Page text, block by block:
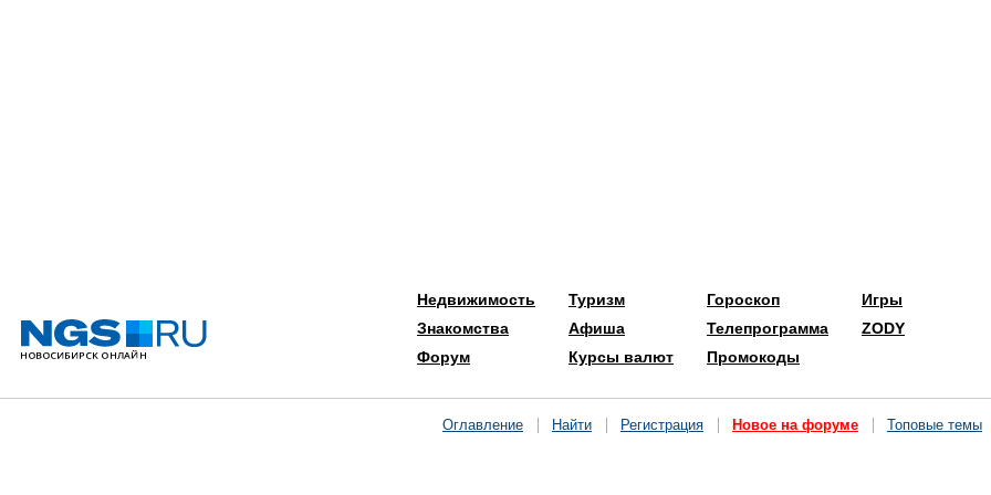
Недвижимость
Знакомства
Форум
Туризм
Афиша
Курсы валют
Гороскоп
Телепрограмма
Промокоды
Игры
ZODY
Оглавление Найти Регистрация Новое на форуме Топовые темы